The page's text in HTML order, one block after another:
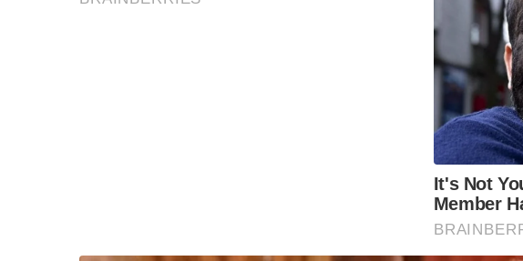
“วันวิชิต” ชี้ระบบเลือก สว. เปิดช่อง
ล็อบบี้ทุกกลุ่ม ส่วนปมฮั้วต้องมีหลัก
ฐานเส้นเงิน ล็อกโหวต กำหนดผล ชี้
ข้อสันนิษฐาน สร้างกระแส แต่ไร้
Impact ทางกฎหมาย